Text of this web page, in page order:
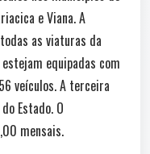
e Viana. A
as viaturas da
equipadas com
veículos. A terceira
Estado. O
mensais.